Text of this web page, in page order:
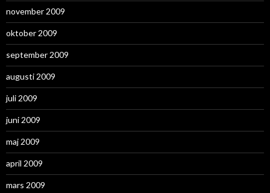
november 2009
oktober 2009
september 2009
augusti 2009
juli 2009
juni 2009
maj 2009
april 2009
mars 2009